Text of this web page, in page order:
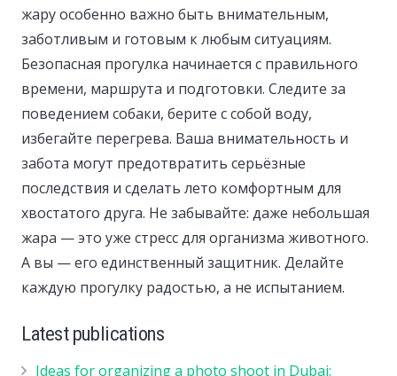
жару особенно важно быть внимательным,
заботливым и готовым к любым ситуациям.
Безопасная прогулка начинается с правильного
времени, маршрута и подготовки. Следите за
поведением собаки, берите с собой воду,
избегайте перегрева. Ваша внимательность и
забота могут предотвратить серьёзные
последствия и сделать лето комфортным для
хвостатого друга. Не забывайте: даже небольшая
жара — это уже стресс для организма животного.
А вы — его единственный защитник. Делайте
каждую прогулку радостью, а не испытанием.
Latest publications
Ideas for organizing a photo shoot in Dubai: